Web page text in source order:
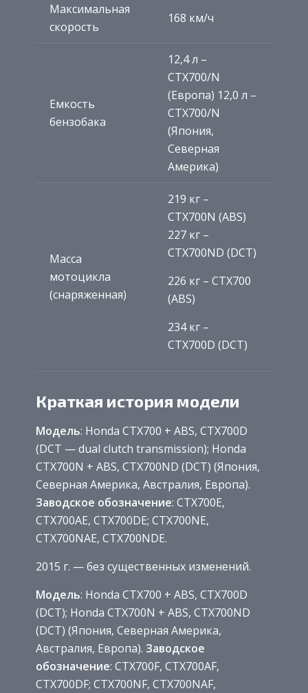
Максимальная
скорость
168 км/ч
Емкость
бензобака
12,4 л –
CTX700/N
(Европа) 12,0 л –
CTX700/N
(Япония,
Северная
Америка)
Масса
мотоцикла
(снаряженная)
219 кг –
CTX700N (ABS)
227 кг –
CTX700ND (DCT)
226 кг – CTX700
(ABS)
234 кг –
CTX700D (DCT)
Краткая история модели
Модель: Honda CTX700 + ABS, CTX700D
(DCT — dual clutch transmission); Honda
CTX700N + ABS, CTX700ND (DCT) (Япония,
Северная Америка, Австралия, Европа).
Заводское обозначение: CTX700E,
CTX700AE, CTX700DE; CTX700NE,
CTX700NAE, CTX700NDE.
2015 г. — без существенных изменений.
Модель: Honda CTX700 + ABS, CTX700D
(DCT); Honda CTX700N + ABS, CTX700ND
(DCT) (Япония, Северная Америка,
Австралия, Европа). Заводское
обозначение: CTX700F, CTX700AF,
CTX700DF; CTX700NF, CTX700NAF,